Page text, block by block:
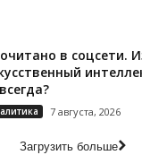
в соцсети.
7 августа, 2026
Загрузить больше